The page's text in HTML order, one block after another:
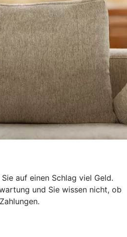
auf einen Schlag viel Geld.
und Sie wissen nicht, ob